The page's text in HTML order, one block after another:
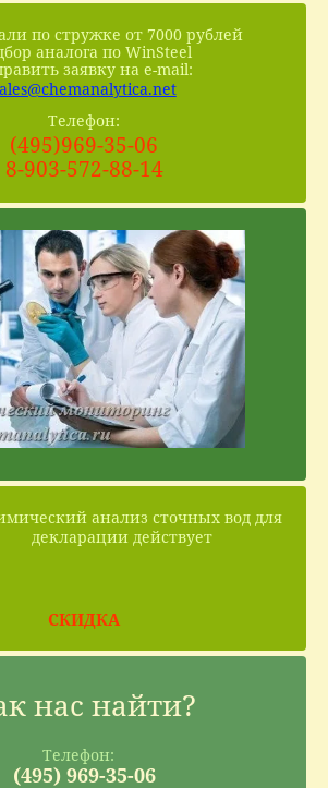
по стружке от 7000 рублей
аналога по WinSteel
заявку на e-mail:
Телефон:
(495)969-35-06
8-903-572-88-14
анализ сточных вод для
декларации действует
СКИДКА
нас найти?
Телефон:
(495) 969-35-06